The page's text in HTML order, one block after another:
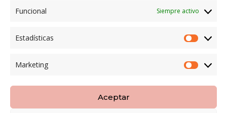
Funcional Siempre activo
Estadísticas
Marketing
Aceptar
ENVÍO GRATUITO*
CAMBIO GARANTIZADO*